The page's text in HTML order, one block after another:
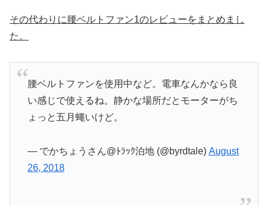
その代わりに腰ベルトファン1のレビューをまとめまし
た。
腰ベルトファンを使用中など。電車なんかなら良
い感じで使えるね。静かな場所だとモーターがち
ょっと五月蠅いけど。
— でかちょうさん@ﾄﾗｯｸ泊地 (@byrdtale) August
26, 2018